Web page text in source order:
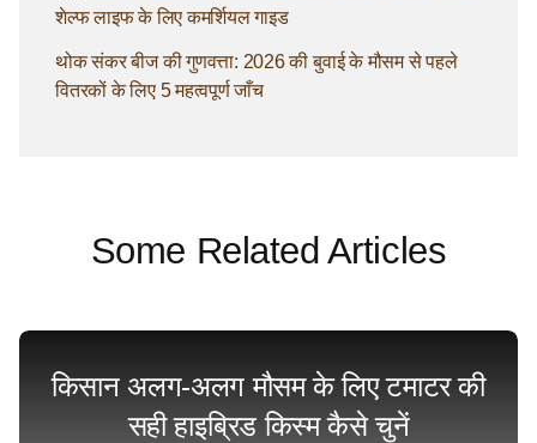
शेल्फ लाइफ के लिए कमर्शियल गाइड
थोक संकर बीज की गुणवत्ता: 2026 की बुवाई के मौसम से पहले
वितरकों के लिए 5 महत्वपूर्ण जाँच
Some Related Articles
किसान अलग-अलग मौसम के लिए टमाटर की
सही हाइब्रिड किस्म कैसे चुनें